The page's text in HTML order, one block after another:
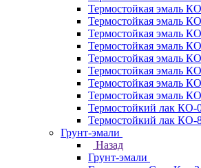
Термостойкая эмаль
Термостойкая эмаль
Термостойкая эмаль
Термостойкая эмаль
Термостойкая эмаль
Термостойкая эмаль
Термостойкая эмаль
Термостойкая эмаль
Термостойкий лак КО-
Термостойкий лак КО-
Грунт-эмали
Назад
Грунт-эмали